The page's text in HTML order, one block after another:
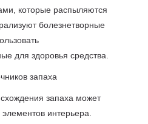
которые распыляются
болезнетворные
для здоровья средства.
запаха
запаха может
интерьера.